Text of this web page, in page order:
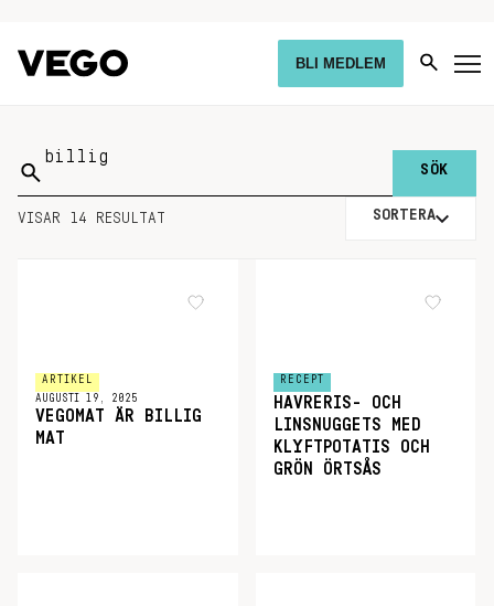
BLI MEDLEM
Sök
på:
VISAR 14 RESULTAT SORTERA
ARTIKEL
AUGUSTI 19, 2025
VEGOMAT ÄR BILLIG
MAT
RECEPT
HAVRERIS- OCH
LINSNUGGETS MED
KLYFTPOTATIS OCH
GRÖN ÖRTSÅS